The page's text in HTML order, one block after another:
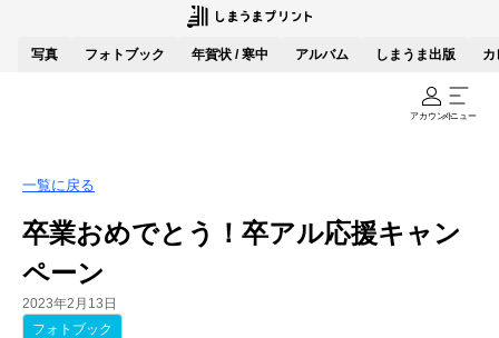
写真 フォトブック 年賀状 / 寒中 アルバム しまうま出版 カ
アカウントメニュー
一覧に戻る
卒業おめでとう！卒アル応援キャン
ペーン
2023年2月13日
フォトブック